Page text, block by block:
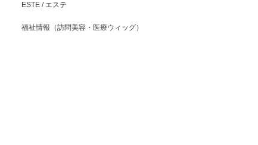
ESTE / エステ
福祉情報（訪問美容・医療ウィッグ）